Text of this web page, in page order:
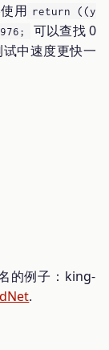
用 return ((y
可以查找 0
中速度更快一
的例子：king-
.